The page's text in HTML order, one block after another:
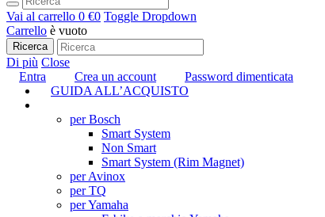
Vai al carrello 0 €0 Toggle Dropdown
Carrello è vuoto
Ricerca
Di più Close
Entra
Crea un account
Password dimenticata
GUIDA ALL’ACQUISTO
per Bosch
Smart System
Non Smart
Smart System (Rim Magnet)
per Avinox
per TQ
per Yamaha